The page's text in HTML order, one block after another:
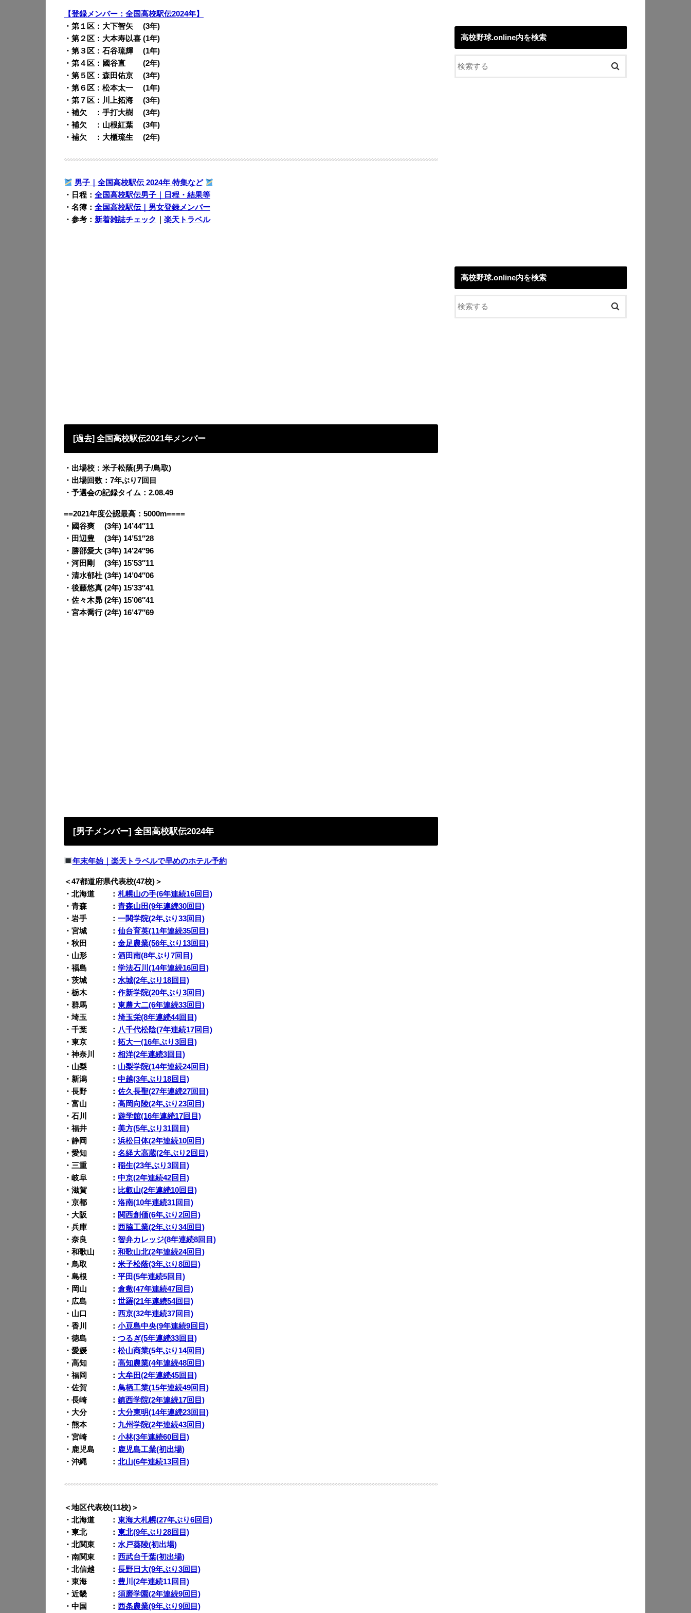
【登録メンバー：全国高校駅伝2024年】
・第１区：大下智矢 (3年)
・第２区：大本寿以喜 (1年)
・第３区：石谷琉輝 (1年)
・第４区：國谷直 (2年)
・第５区：森田佑京 (3年)
・第６区：松本太一 (1年)
・第７区：川上拓海 (3年)
・補欠 ：手打大樹 (3年)
・補欠 ：山根紅葉 (3年)
・補欠 ：大櫃琉生 (2年)
男子｜全国高校駅伝 2024年 特集など
・日程： 全国高校駅伝男子 ｜日程・結果等
・名簿： 全国高校駅伝｜男女登録メンバー
・参考： 新着雑誌チェック 楽天トラベル
[過去] 全国高校駅伝2021年メンバー
・出場校：米子松蔭(男子/鳥取)
・出場回数：7年ぶり7回目
・予選会の記録タイム：2.08.49
==2021年度公認最高：5000m====
・國谷爽 (3年) 14’44″11
・田辺豊 (3年) 14’51″28
・勝部愛大 (3年) 14’24″96
・河田剛 (3年) 15’53″11
・清水郁杜 (3年) 14’04″06
・後藤悠真 (2年) 15’33″41
・佐々木昴 (2年) 15’06″41
・宮本喬行 (2年) 16’47″69
[男子メンバー] 全国高校駅伝2024年
年末年始｜楽天トラベルで早めのホテル予約
＜47都道府県代表校(47校)＞
・北海道 ： 札幌山の手(6年連続16回目)
・青森 ： 青森山田(9年連続30回目)
・岩手 ： 一関学院(2年ぶり33回目)
・宮城 ： 仙台育英(11年連続35回目)
・秋田 ： 金足農業(56年ぶり13回目)
・山形 ： 酒田南(8年ぶり7回目)
・福島 ： 学法石川(14年連続16回目)
・茨城 ： 水城(2年ぶり18回目)
・栃木 ： 作新学院(20年ぶり3回目)
・群馬 ： 東農大二(6年連続33回目)
・埼玉 ：埼玉栄(8年連続44回目)
・千葉 ： 八千代松陰(7年連続17回目)
・東京 ： 拓大一(16年ぶり3回目)
・神奈川 ： 相洋(2年連続3回目)
・山梨 ： 山梨学院(14年連続24回目)
・新潟 ： 中越(3年ぶり18回目)
・長野 ： 佐久長聖(27年連続27回目)
・富山 ： 高岡向陵(2年ぶり23回目)
・石川 ： 遊学館(16年連続17回目)
・福井 ： 美方(5年ぶり31回目)
・静岡 ： 浜松日体(2年連続10回目)
・愛知 ： 名経大高蔵(2年ぶり2回目)
・三重 ： 稲生(23年ぶり3回目)
・岐阜 ： 中京(2年連続42回目)
・滋賀 ： 比叡山(2年連続10回目)
・京都 ： 洛南(10年連続31回目)
・大阪 ： 関西創価(6年ぶり2回目)
・兵庫 ： 西脇工業(2年ぶり34回目)
・奈良 ： 智弁カレッジ(8年連続8回目)
・和歌山 ： 和歌山北(2年連続24回目)
・鳥取 ： 米子松蔭(3年ぶり8回目)
・島根 ： 平田(5年連続5回目)
・岡山 ： 倉敷(47年連続47回目)
・広島 ： 世羅(21年連続54回目)
・山口 ： 西京(32年連続37回目)
・香川 ： 小豆島中央(9年連続9回目)
・徳島 ： つるぎ(5年連続33回目)
・愛媛 ： 松山商業(5年ぶり14回目)
・高知 ： 高知農業(4年連続48回目)
・福岡 ： 大牟田(2年連続45回目)
・佐賀 ： 鳥栖工業(15年連続49回目)
・長崎 ： 鎮西学院(2年連続17回目)
・大分 ： 大分東明(14年連続23回目)
・熊本 ： 九州学院(2年連続43回目)
・宮崎 ： 小林(3年連続60回目)
・鹿児島 ： 鹿児島工業(初出場)
・沖縄 ： 北山(6年連続13回目)
＜地区代表校(11校)＞
・北海道 ： 東海大札幌(27年ぶり6回目)
・東北 ： 東北(9年ぶり28回目)
・北関東 ： 水戸葵陵(初出場)
・南関東 ： 西武台千葉(初出場)
・北信越 ： 長野日大(9年ぶり3回目)
・東海 ： 豊川(2年連続11回目)
・近畿 ： 須磨学園(2年連続9回目)
・中国 ： 西条農業(9年ぶり9回目)
高校野球.online内を検索
高校野球.online内を検索